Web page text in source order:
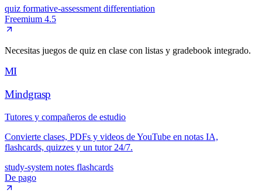
quiz formative-assessment differentiation
Freemium 4.5
Necesitas juegos de quiz en clase con listas y gradebook integrado.
MI
Mindgrasp
Tutores y compañeros de estudio
Convierte clases, PDFs y videos de YouTube en notas IA,
flashcards, quizzes y un tutor 24/7.
study-system notes flashcards
De pago